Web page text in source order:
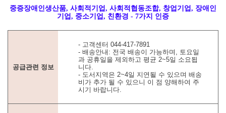
중증장애인생산품, 사회적기업 , 사회적협동조합, 창업기업 , 장애인
기업 , 중소기업 , 친환경 - 7가지 인증
공급관련 정보
- 고객센터 044-417-7891
- 배송안내: 전국 배송이 가능하며, 토요일
과 공휴일을 제외하고 평균 2~5일 소요됩
니다.
- 도서지역은 2~4일 지연될 수 있으며 배송
비가 추가 될 수 있으니 이 점 양해하여 주
시기 바랍니다.